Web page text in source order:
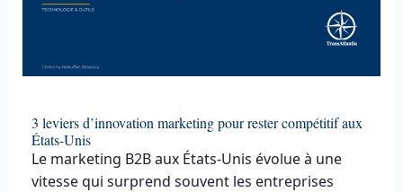
3 leviers d’innovation marketing pour rester compétitif aux
États-Unis
Le marketing B2B aux États-Unis évolue à une
vitesse qui surprend souvent les entreprises